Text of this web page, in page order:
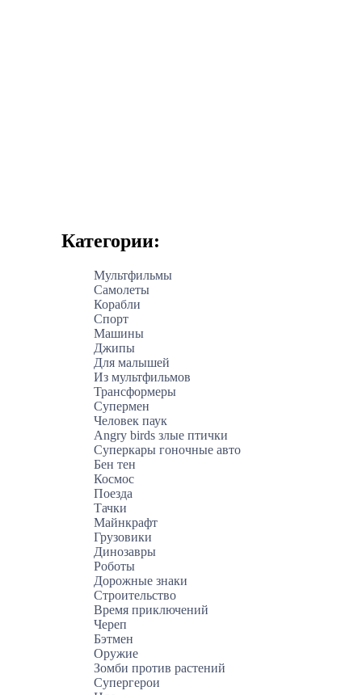
Категории:
Мультфильмы
Самолеты
Корабли
Спорт
Машины
Джипы
Для малышей
Из мультфильмов
Трансформеры
Супермен
Человек паук
Angry birds злые птички
Суперкары гоночные авто
Бен тен
Космос
Поезда
Тачки
Майнкрафт
Грузовики
Динозавры
Роботы
Дорожные знаки
Строительство
Время приключений
Череп
Бэтмен
Оружие
Зомби против растений
Супергерои